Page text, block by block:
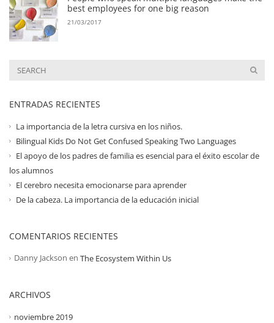
best employees for one big reason
21/03/2017
ENTRADAS RECIENTES
La importancia de la letra cursiva en los niños.
Bilingual Kids Do Not Get Confused Speaking Two Languages
El apoyo de los padres de familia es esencial para el éxito escolar de
los alumnos
El cerebro necesita emocionarse para aprender
De la cabeza. La importancia de la educación inicial
COMENTARIOS RECIENTES
Danny Jackson en The Ecosystem Within Us
ARCHIVOS
noviembre 2019